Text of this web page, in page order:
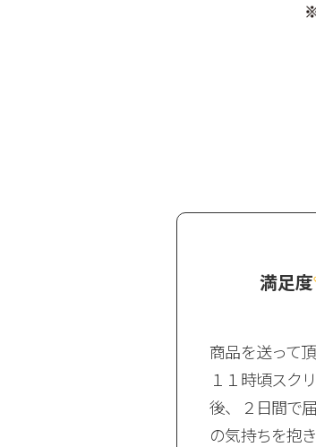
満足度
商品を送って
１１時頃スク
後、２日間で
の気持ちを抱